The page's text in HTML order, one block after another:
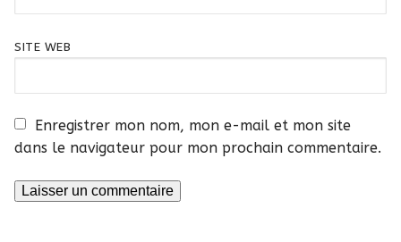
SITE WEB
Enregistrer mon nom, mon e-mail et mon site
dans le navigateur pour mon prochain commentaire.